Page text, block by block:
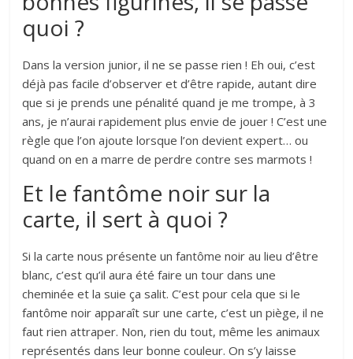
quoi ?
Dans la version junior, il ne se passe rien ! Eh oui, c’est
déjà pas facile d’observer et d’être rapide, autant dire
que si je prends une pénalité quand je me trompe, à 3
ans, je n’aurai rapidement plus envie de jouer ! C’est une
règle que l’on ajoute lorsque l’on devient expert… ou
quand on en a marre de perdre contre ses marmots !
Et le fantôme noir sur la
carte, il sert à quoi ?
Si la carte nous présente un fantôme noir au lieu d’être
blanc, c’est qu’il aura été faire un tour dans une
cheminée et la suie ça salit. C’est pour cela que si le
fantôme noir apparaît sur une carte, c’est un piège, il ne
faut rien attraper. Non, rien du tout, même les animaux
représentés dans leur bonne couleur. On s’y laisse